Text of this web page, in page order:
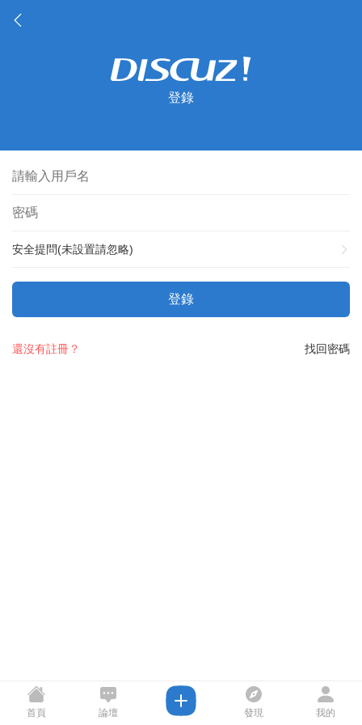
登錄
安全提問(未設置請忽略)
登錄
找回密碼
還沒有註冊？
首頁 論壇 發現 我的